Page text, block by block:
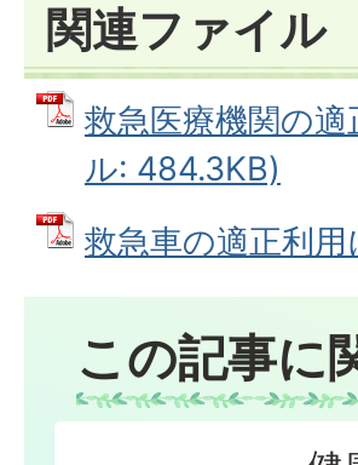
関連ファイル
救急医療機関の
ル: 484.3KB)
救急車の適正利
この記事に